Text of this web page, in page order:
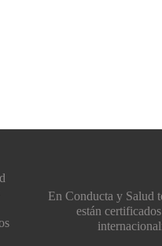
En Conducta y Salud
están